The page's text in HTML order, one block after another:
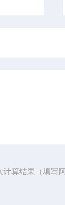
计算结果（填写